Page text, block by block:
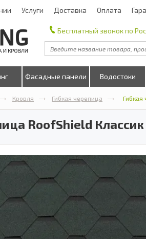
Услуги Доставка Оплата
Бесплатный звонок по
Фасадные панели Водостоки
Кровля Гибкая черепица Гибкая
RoofShield